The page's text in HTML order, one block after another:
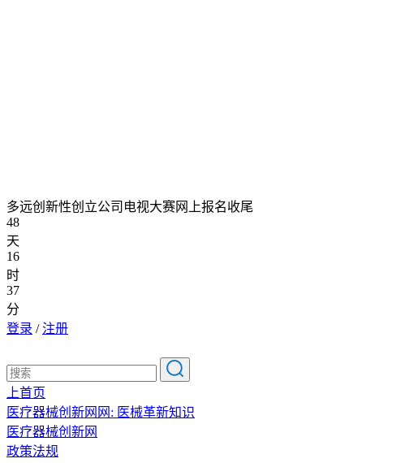
多远创新性创立公司电视大赛网上报名收尾
48
天
16
时
37
分
登录 /注册
上首页
医疗器械创新网网: 医械革新知识
医疗器械创新网
政策法规